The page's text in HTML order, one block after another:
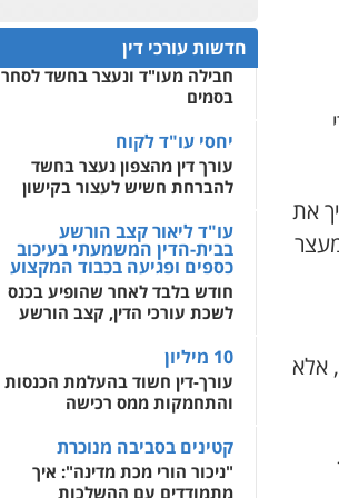
את
צו המעצר
אלא
ומעצרים סייבר ניהול
משברים פליליים
0506355388
עו"ד דרוויש נאשף
פלילי פשיעה חמורה
אדם
חליל ביאדי – משרד
עורכי דין
פלילי דיני תעבורה מעצרים
וחקירות פשיעה חמורה
0509636895
עו"ד איהאב זבידאת
פלילי פשיעה חמורה
פשע עבירות המתה
עבירות מין
0522508109
אחסון אתרים
לעורכי דין
אסירים עבירות מין
שירותים מקצועיים לעורכי
דין
0544500346
חדשות עורכי דין
חפץ חשוד
עצור בתיק ניסיון רצח קיבל
חבילה מעו"ד ונעצר בחשד לסחר
בסמים
יחסי עו"ד לקוח
עורך דין מהצפון נעצר בחשד
להברחת חשיש לעצור בקישון
עו"ד ליאור קצב הורשע
בבית-הדין המשמעתי בעיכוב
כספים ופגיעה בכבוד המקצוע
חודש בלבד לאחר שהופיע בכנס
לשכת עורכי הדין, קצב הורשע
10 מיליון
עורך-דין חשוד בהעלמת הכנסות
והתחמקות ממס רכישה
קטינים בסביבה מנוכרת
"ניכור הורי מכת מדינה": איך
מתמודדים עם ההשלכות